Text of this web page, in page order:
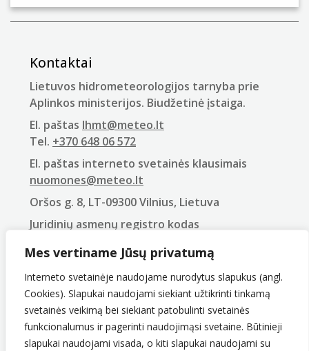
Mes vertiname Jūsų privatumą
Interneto svetainėje naudojame nurodytus slapukus (angl.
Cookies). Slapukai naudojami siekiant užtikrinti tinkamą
svetainės veikimą bei siekiant patobulinti svetainės
funkcionalumus ir pagerinti naudojimąsi svetaine. Būtinieji
slapukai naudojami visada, o kiti slapukai naudojami su
Kontaktai
Lietuvos hidrometeorologijos tarnyba prie
Aplinkos ministerijos. Biudžetinė įstaiga.
El. paštas lhmt@meteo.lt
Tel. +370 648 06 572
El. paštas interneto svetainės klausimais
nuomones@meteo.lt
Oršos g. 8, LT-09300 Vilnius, Lietuva
Juridinių asmenų registro kodas
PVM mokėtojo kodas
LT907432416